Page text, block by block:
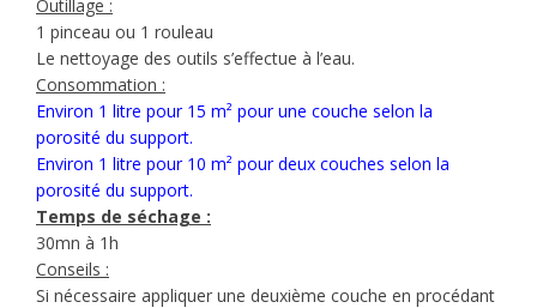
Outillage :
1 pinceau ou 1 rouleau
Le nettoyage des outils s’effectue à l’eau.
Consommation :
Environ 1 litre pour 15 m² pour une couche selon la
porosité du support.
Environ 1 litre pour 10 m² pour deux couches selon la
porosité du support.
Temps de séchage :
30mn à 1h
Conseils :
Si nécessaire appliquer une deuxième couche en procédant